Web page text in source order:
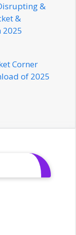
&
&
2025
Corner
of 2025